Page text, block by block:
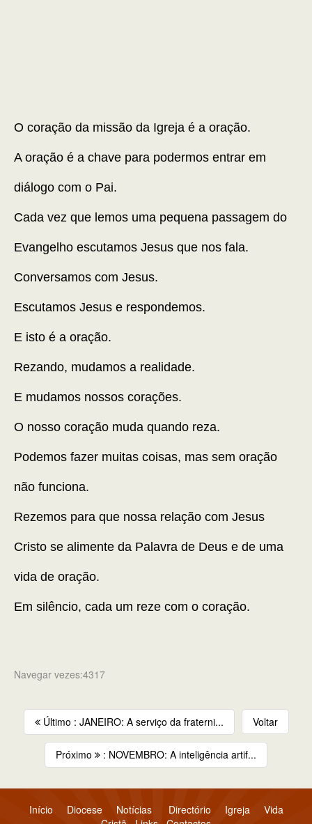
O coração da missão da Igreja é a oração.
A oração é a chave para podermos entrar em
diálogo com o Pai.
Cada vez que lemos uma pequena passagem do
Evangelho escutamos Jesus que nos fala.
Conversamos com Jesus.
Escutamos Jesus e respondemos.
E isto é a oração.
Rezando, mudamos a realidade.
E mudamos nossos corações.
O nosso coração muda quando reza.
Podemos fazer muitas coisas, mas sem oração
não funciona.
Rezemos para que nossa relação com Jesus
Cristo se alimente da Palavra de Deus e de uma
vida de oração.
Em silêncio, cada um reze com o coração.
Navegar vezes:4317
Último : JANEIRO: A serviço da fraterni... Voltar
Próximo : NOVEMBRO: A inteligência artif...
Início Diocese Notícias Directório Igreja
Vida